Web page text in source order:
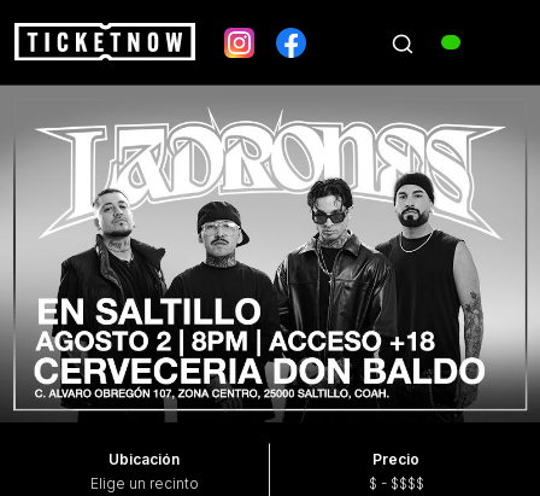
Ubicación
Elige un recinto
Precio
$ - $$$$